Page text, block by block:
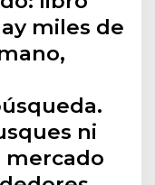
miles de
ni
mercado